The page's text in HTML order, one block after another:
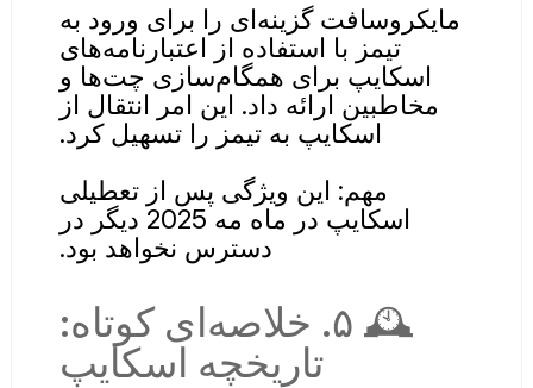
مایکروسافت گزینه‌ای را برای ورود به
تیمز با استفاده از اعتبارنامه‌های
اسکایپ برای همگام‌سازی چت‌ها و
مخاطبین ارائه داد. این امر انتقال از
اسکایپ به تیمز را تسهیل کرد.
مهم: این ویژگی پس از تعطیلی
اسکایپ در ماه مه 2025 دیگر در
دسترس نخواهد بود.
🕰️ ۵. خلاصه‌ای کوتاه:
تاریخچه اسکایپ